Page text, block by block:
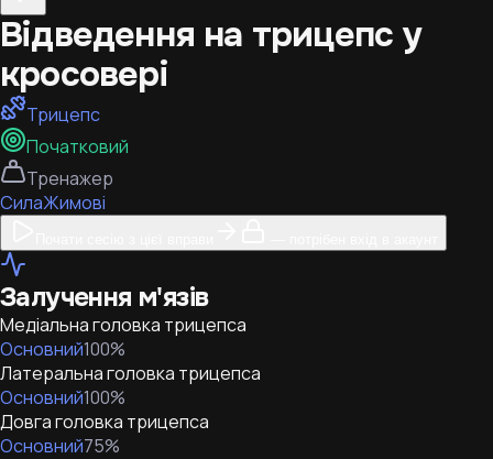
Відведення на трицепс у
кросовері
Трицепс
Початковий
Тренажер
СилаЖимові
Залучення м'язів
Медіальна головка трицепса
Основний100%
Латеральна головка трицепса
Основний100%
Довга головка трицепса
Основний75%